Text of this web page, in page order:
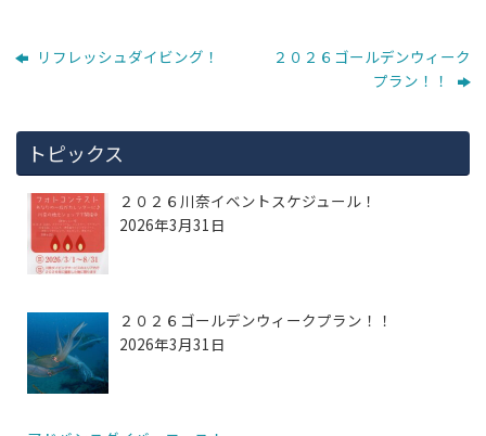
リフレッシュダイビング！
２０２６ゴールデンウィーク
プラン！！
トピックス
２０２６川奈イベントスケジュール！
2026年3月31日
２０２６ゴールデンウィークプラン！！
2026年3月31日